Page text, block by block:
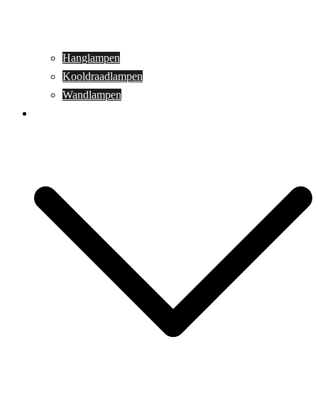
Hanglampen
Kooldraadlampen
Wandlampen